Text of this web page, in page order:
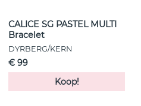
CALICE SG PASTEL MULTI
Bracelet
DYRBERG/KERN
€ 99
Koop!